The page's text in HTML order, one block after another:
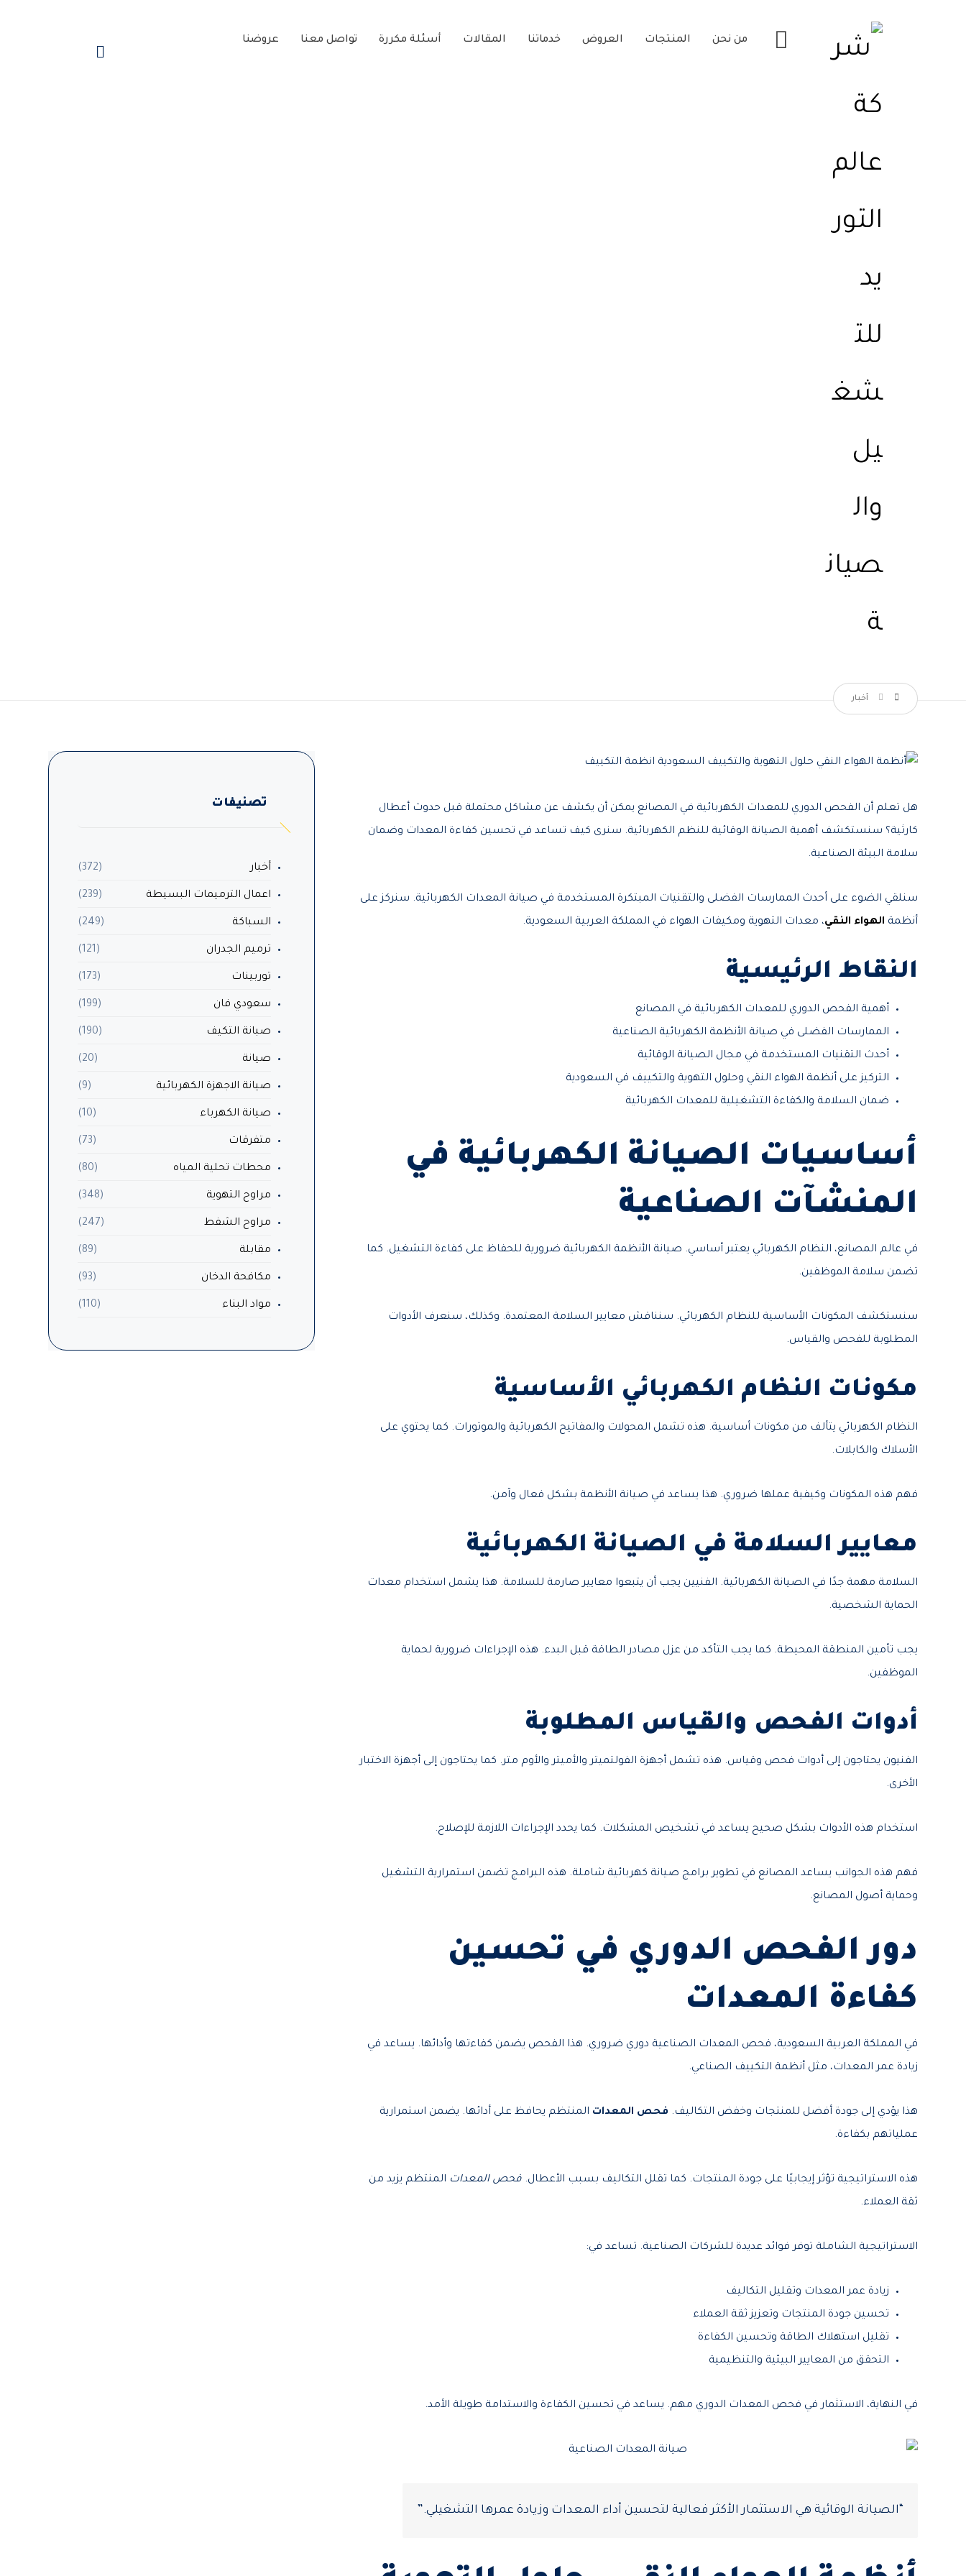
من نحن المنتجات العروض خدماتنا المقالات أسئلة مكررة تواصل معنا عروضنا
أخبار
هل تعلم أن الفحص الدوري للمعدات الكهربائية في المصانع يمكن أن يكشف عن مشاكل محتملة قبل حدوث أعطال
كارثية؟ سنستكشف أهمية الصيانة الوقائية للنظم الكهربائية. سنرى كيف تساعد في تحسين كفاءة المعدات وضمان
سلامة البيئة الصناعية.
سنلقي الضوء على أحدث الممارسات الفضلى والتقنيات المبتكرة المستخدمة في صيانة المعدات الكهربائية. سنركز على
أنظمة الهواء النقي، معدات التهوية ومكيفات الهواء في المملكة العربية السعودية.
النقاط الرئيسية
أهمية الفحص الدوري للمعدات الكهربائية في المصانع
الممارسات الفضلى في صيانة الأنظمة الكهربائية الصناعية
أحدث التقنيات المستخدمة في مجال الصيانة الوقائية
التركيز على أنظمة الهواء النقي وحلول التهوية والتكييف في السعودية
ضمان السلامة والكفاءة التشغيلية للمعدات الكهربائية
أساسيات الصيانة الكهربائية في
المنشآت الصناعية
في عالم المصانع، النظام الكهربائي يعتبر أساسي. صيانة الأنظمة الكهربائية ضرورية للحفاظ على كفاءة التشغيل. كما
تضمن سلامة الموظفين.
سنستكشف المكونات الأساسية للنظام الكهربائي. سنناقش معايير السلامة المعتمدة. وكذلك، سنعرف الأدوات
المطلوبة للفحص والقياس.
مكونات النظام الكهربائي الأساسية
النظام الكهربائي يتألف من مكونات أساسية. هذه تشمل المحولات والمفاتيح الكهربائية والموتورات. كما يحتوي على
الأسلاك والكابلات.
فهم هذه المكونات وكيفية عملها ضروري. هذا يساعد في صيانة الأنظمة بشكل فعال وآمن.
معايير السلامة في الصيانة الكهربائية
السلامة مهمة جدًا في الصيانة الكهربائية. الفنيين يجب أن يتبعوا معايير صارمة للسلامة. هذا يشمل استخدام معدات
الحماية الشخصية.
يجب تأمين المنطقة المحيطة. كما يجب التأكد من عزل مصادر الطاقة قبل البدء. هذه الإجراءات ضرورية لحماية
الموظفين.
أدوات الفحص والقياس المطلوبة
الفنيون يحتاجون إلى أدوات فحص وقياس. هذه تشمل أجهزة الفولتميتر والأميتر والأوم متر. كما يحتاجون إلى أجهزة الاختبار
الأخرى.
استخدام هذه الأدوات بشكل صحيح يساعد في تشخيص المشكلات. كما يحدد الإجراءات اللازمة للإصلاح.
فهم هذه الجوانب يساعد المصانع في تطوير برامج صيانة كهربائية شاملة. هذه البرامج تضمن استمرارية التشغيل
وحماية أصول المصانع.
دور الفحص الدوري في تحسين
كفاءة المعدات
في المملكة العربية السعودية، فحص المعدات الصناعية دوري ضروري. هذا الفحص يضمن كفاءتها وأدائها. يساعد في
زيادة عمر المعدات، مثل أنظمة التكييف الصناعي.
هذا يؤدي إلى جودة أفضل للمنتجات وخفض التكاليف. فحص المعدات المنتظم يحافظ على أدائها. يضمن استمرارية
عملياتهم بكفاءة.
هذه الاستراتيجية تؤثر إيجابيًا على جودة المنتجات. كما تقلل التكاليف بسبب الأعطال.فحص المعدات المنتظم يزيد من
ثقة العملاء.
الاستراتيجية الشاملة توفر فوائد عديدة للشركات الصناعية. تساعد في:
زيادة عمر المعدات وتقليل التكاليف
تحسين جودة المنتجات وتعزيز ثقة العملاء
تقليل استهلاك الطاقة وتحسين الكفاءة
التحقق من المعايير البيئية والتنظيمية
في النهاية، الاستثمار في فحص المعدات الدوري مهم. يساعد في تحسين الكفاءة والاستدامة طويلة الأمد.
“الصيانة الوقائية هي الاستثمار الأكثر فعالية لتحسين أداء المعدات وزيادة عمرها التشغيلي.”
تصنيفات
أخبار (372)
اعمال الترميمات البسيطة (239)
السباكة (249)
ترميم الجدران (121)
توربينات (173)
سعودي فان (199)
صبانة التكيف (190)
صيانة (20)
صيانة الاجهزة الكهربائية (9)
صيانة الكهرباء (10)
متفرقات (73)
محطات تحلية المياه (80)
مراوح التهوية (348)
مراوح الشفط (247)
مقابلة (89)
مكافحة الدخان (93)
مواد البناء (110)